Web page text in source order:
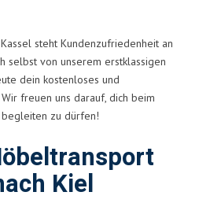
steht Kundenzufriedenheit an
selbst von unserem erstklassigen
dein kostenloses und
freuen uns darauf, dich beim
begleiten zu dürfen!
Kiel